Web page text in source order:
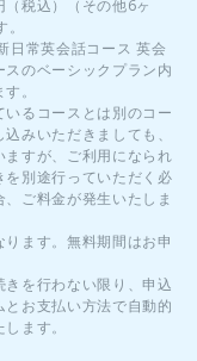
税込）（その他6ヶ
日常英会話コース 英会
のベーシックプラン内
。
るコースとは別のコー
みいただきましても、
すが、ご利用になられ
別途行っていただく必
ご料金が発生いたしま
ます。無料期間はお申
を行わない限り、申込
お支払い方法で自動的
ます。